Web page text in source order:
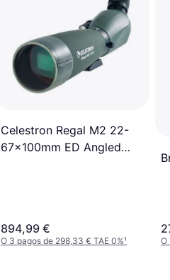
Celestron Regal M2 22-
67x100mm ED Angled
894,99 €
O 3 pagos de 298,33 € TAE 0%¹ O